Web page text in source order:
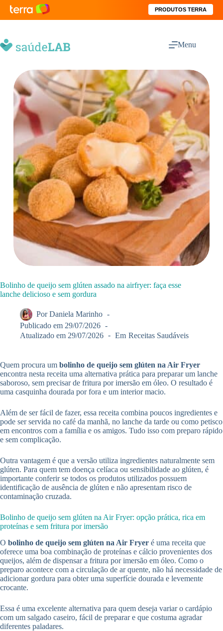
PRODUTOS TERRA
Menu
Bolinho de queijo sem glúten assado na airfryer: faça esse
lanche delicioso e sem gordura
Por Daniela Marinho
Publicado em 29/07/2026
Atualizado em 29/07/2026 Em Receitas Saudáveis
Quem procura um bolinho de queijo sem glúten na Air Fryer
encontra nesta receita uma alternativa prática para preparar um lanche
saboroso, sem precisar de fritura por imersão em óleo. O resultado é
uma casquinha dourada por fora e um interior macio.
Além de ser fácil de fazer, essa receita combina poucos ingredientes e
pode ser servida no café da manhã, no lanche da tarde ou como petisco
em encontros com a família e os amigos. Tudo isso com preparo rápido
e sem complicação.
Outra vantagem é que a versão utiliza ingredientes naturalmente sem
glúten. Para quem tem doença celíaca ou sensibilidade ao glúten, é
importante conferir se todos os produtos utilizados possuem
identificação de ausência de glúten e não apresentam risco de
contaminação cruzada.
Bolinho de queijo sem glúten na Air Fryer: opção prática, rica em
proteínas e sem fritura por imersão
O bolinho de queijo sem glúten na Air Fryer é uma receita que
oferece uma boa combinação de proteínas e cálcio provenientes dos
queijos, além de dispensar a fritura por imersão em óleo. Como o
preparo acontece com a circulação de ar quente, não há necessidade de
adicionar gordura para obter uma superfície dourada e levemente
crocante.
Essa é uma excelente alternativa para quem deseja variar o cardápio
com um salgado caseiro, fácil de preparar e que costuma agradar
diferentes paladares.